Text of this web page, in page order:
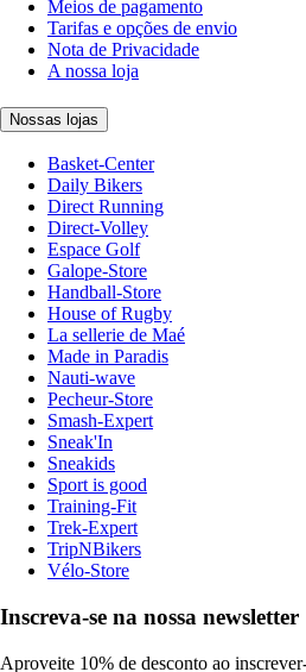
Meios de pagamento
Tarifas e opções de envio
Nota de Privacidade
A nossa loja
Nossas lojas
Basket-Center
Daily Bikers
Direct Running
Direct-Volley
Espace Golf
Galope-Store
Handball-Store
House of Rugby
La sellerie de Maé
Made in Paradis
Nauti-wave
Pecheur-Store
Smash-Expert
Sneak'In
Sneakids
Sport is good
Training-Fit
Trek-Expert
TripNBikers
Vélo-Store
Inscreva-se na nossa newsletter
Aproveite 10% de desconto ao